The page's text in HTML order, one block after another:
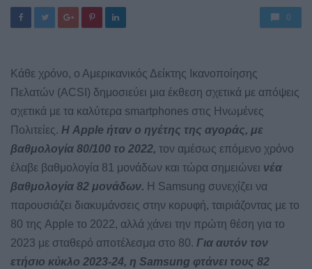
0
Κάθε χρόνο, ο Αμερικανικός Δείκτης Ικανοποίησης
Πελατών (ACSI) δημοσιεύει μια έκθεση σχετικά με απόψεις
σχετικά με τα καλύτερα smartphones στις Ηνωμένες
Πολιτείες. Η Apple ήταν ο ηγέτης της αγοράς, με
βαθμολογία 80/100 το 2022, τον αμέσως επόμενο χρόνο
έλαβε βαθμολογία 81 μονάδων και τώρα σημειώνει νέα
βαθμολογία 82 μονάδων. Η Samsung συνεχίζει να
παρουσιάζει διακυμάνσεις στην κορυφή, ταιριάζοντας με το
80 της Apple το 2022, αλλά χάνει την πρώτη θέση για το
2023 με σταθερό αποτέλεσμα στο 80. Για αυτόν τον
ετήσιο κύκλο 2023-24, η Samsung φτάνει τους 82